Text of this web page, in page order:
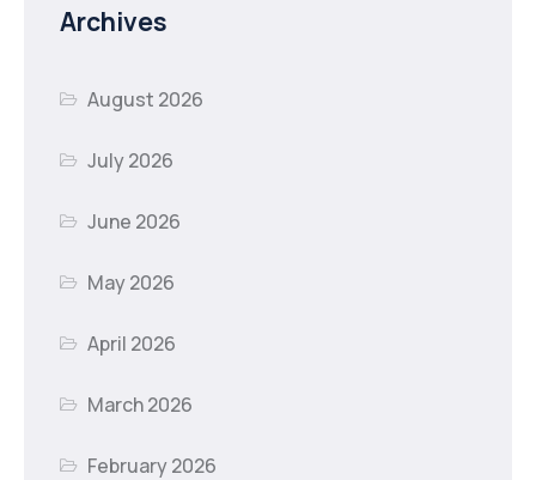
Archives
August 2026
July 2026
June 2026
May 2026
April 2026
March 2026
February 2026